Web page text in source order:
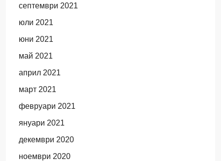
септември 2021
юли 2021
юни 2021
май 2021
април 2021
март 2021
февруари 2021
януари 2021
декември 2020
ноември 2020